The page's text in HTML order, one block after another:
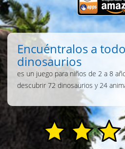
Encuéntralos a
dinosaurios
es un juego para niños de 2 a 8
descubrir 72 dinosaurios y 24